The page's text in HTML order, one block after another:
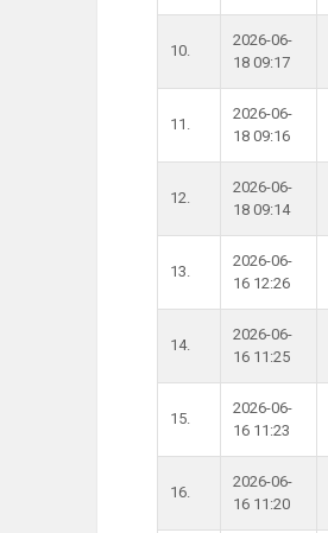
10.
2026-06-
18 09:17
11.
2026-06-
18 09:16
12.
2026-06-
18 09:14
13.
2026-06-
16 12:26
14.
2026-06-
16 11:25
15.
2026-06-
16 11:23
16.
2026-06-
16 11:20